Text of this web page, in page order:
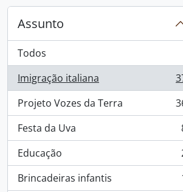
Assunto
Todos
Imigração italiana
, 37 resultados
Projeto Vozes da Terra
, 36 resultados
Festa da Uva
, 8 resultados
Educação
, 2 resultados
Brincadeiras infantis
, 1 resultados